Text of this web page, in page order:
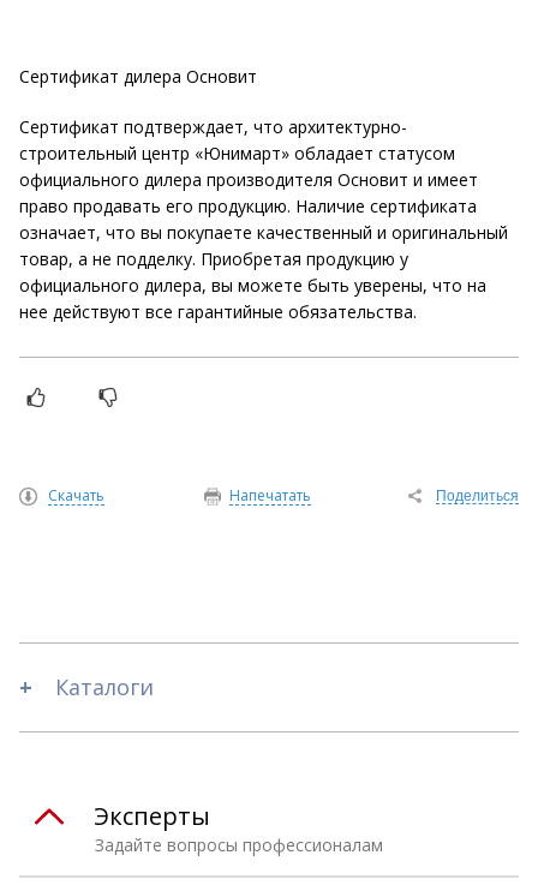
Сертификат дилера Основит
Сертификат подтверждает, что архитектурно-
строительный центр «Юнимарт» обладает статусом
официального дилера производителя Основит и имеет
право продавать его продукцию. Наличие сертификата
означает, что вы покупаете качественный и оригинальный
товар, а не подделку. Приобретая продукцию у
официального дилера, вы можете быть уверены, что на
нее действуют все гарантийные обязательства.
Поделиться
Напечатать
Скачать
Каталоги
Задайте вопросы профессионалам
Эксперты